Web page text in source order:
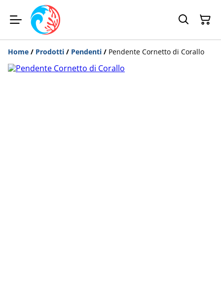
Home / Prodotti / Pendenti / Pendente Cornetto di Corallo